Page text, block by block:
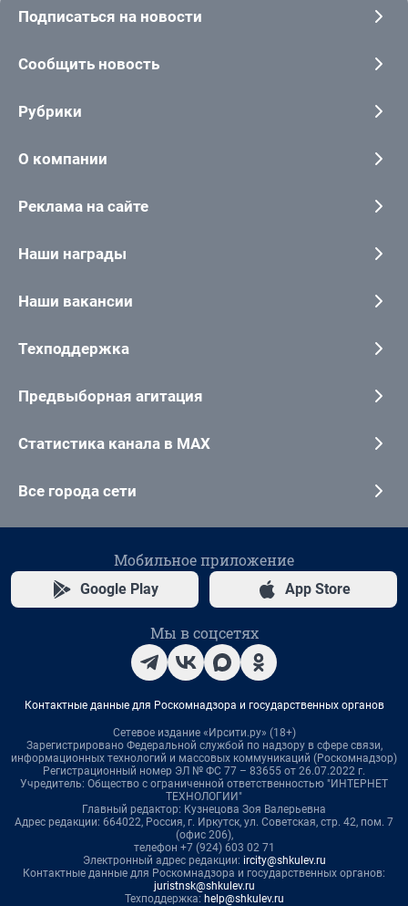
Подписаться на новости
Сообщить новость
Рубрики
О компании
Реклама на сайте
Наши награды
Наши вакансии
Техподдержка
Предвыборная агитация
Статистика канала в MAX
Все города сети
Мобильное приложение
Google Play App Store
Мы в соцсетях
Контактные данные для Роскомнадзора и государственных органов
Сетевое издание «Ирсити.ру» (18+)
Зарегистрировано Федеральной службой по надзору в сфере связи,
информационных технологий и массовых коммуникаций (Роскомнадзор)
Регистрационный номер ЭЛ № ФС 77 – 83655 от 26.07.2022 г.
Учредитель: Общество с ограниченной ответственностью "ИНТЕРНЕТ
ТЕХНОЛОГИИ"
Главный редактор: Кузнецова Зоя Валерьевна
Адрес редакции: 664022, Россия, г. Иркутск, ул. Советская, стр. 42, пом. 7
(офис 206),
телефон +7 (924) 603 02 71
Электронный адрес редакции: ircity@shkulev.ru
Контактные данные для Роскомнадзора и государственных органов:
juristnsk@shkulev.ru
Техподдержка: help@shkulev.ru